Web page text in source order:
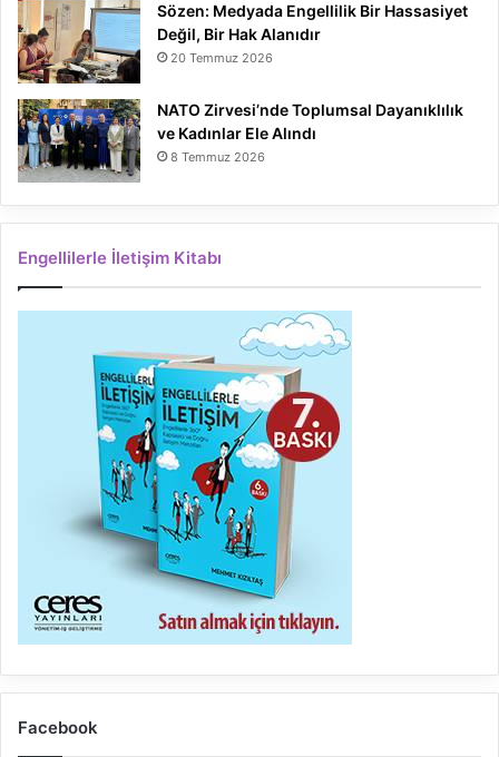
Sözen: Medyada Engellilik Bir Hassasiyet
Değil, Bir Hak Alanıdır
20 Temmuz 2026
NATO Zirvesi’nde Toplumsal Dayanıklılık
ve Kadınlar Ele Alındı
8 Temmuz 2026
Engellilerle İletişim Kitabı
Facebook